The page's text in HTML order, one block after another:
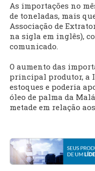
As importações no
de toneladas, mais
Associação de
na sigla em inglês),
comunicado.
O aumento das
principal produtor, a
estoques e poderia
óleo de palma da
metade em relação